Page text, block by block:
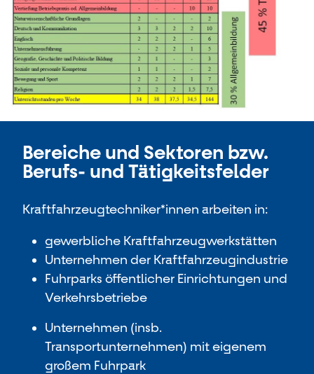
Bereiche und Sektoren bzw.
Berufs- und Tätigkeitsfelder
Kraftfahrzeugtechniker*innen arbeiten in:
gewerbliche Kraftfahrzeugwerkstätten
Unternehmen der Kraftfahrzeugindustrie
Fuhrparks öffentlicher Einrichtungen und
Verkehrsbetriebe
Unternehmen (insb.
Transportunternehmen) mit eigenem
großem Fuhrpark